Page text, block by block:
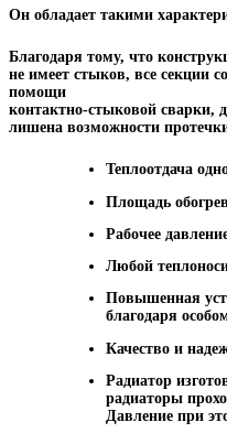
Он обладает такими
Благодаря тому, что
не имеет стыков, все секции
помощи
контактно-стыковой сварки,
лишена возможности
Теплоотдача
Площадь
Рабочее
Любой
Повышенная
благодаря
Качество и
Радиатор
радиаторы
Давление при